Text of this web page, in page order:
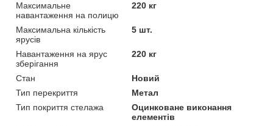
Максимальне
навантаження на полицю
220 кг
Максимальна кількість
ярусів
5 шт.
Навантаження на ярус
зберігання
220 кг
Стан
Новий
Тип перекриття
Метал
Тип покриття стелажа
Оцинковане виконання
елементів